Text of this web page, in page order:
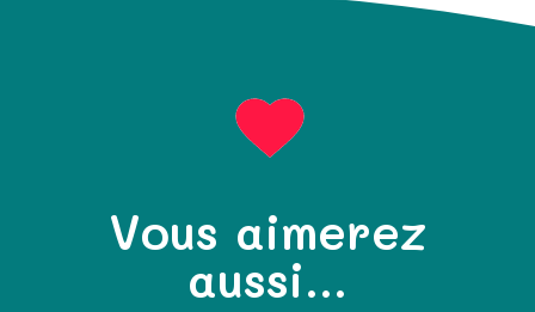
Vous aimerez
aussi...